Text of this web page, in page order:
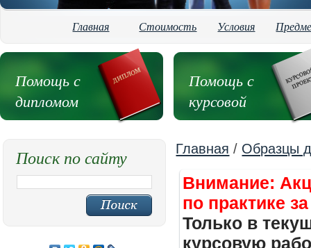
Главная Стоимость Условия
Помощь с
дипломом
Помощь с
курсовой
Главная / Образцы
Внимание:
по практике
Только в
курсовую
Поиск по сайту